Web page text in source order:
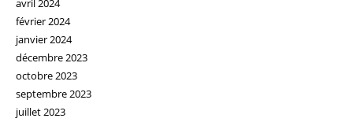
avril 2024
février 2024
janvier 2024
décembre 2023
octobre 2023
septembre 2023
juillet 2023